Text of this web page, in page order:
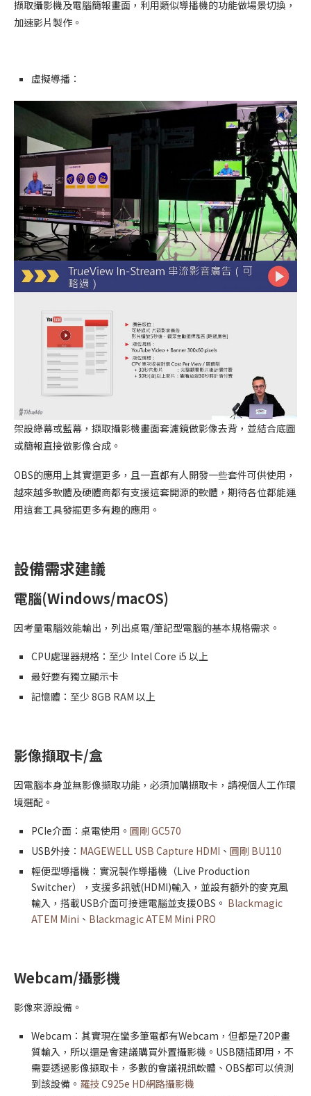
擷取攝影機及電腦簡報畫面，利用類似導播機的功能做場景切換，
加速影片製作。
虛擬導播：
架設綠幕或藍幕，擷取攝影機畫面套濾鏡做影像去背，並結合底圖
或簡報直接做影像合成。
OBS的應用上其實還更多，且一直都有人開發一些套件可供使用，
越來越多軟體及硬體商都有支援這套開源的軟體，期待各位都能運
用這套工具發掘更多有趣的應用。
設備需求建議
電腦(Windows/macOS)
因考量電腦效能輸出，列出桌電/筆記型電腦的基本規格需求。
CPU處理器規格：至少 Intel Core i5 以上
最好要有獨立顯示卡
記憶體：至少 8GB RAM 以上
影像擷取卡/盒
因電腦本身並無影像擷取功能，必須加購擷取卡，請視個人工作環
境選配。
PCIe介面：桌電使用。 圓剛 GC570
USB外接： MAGEWELL USB Capture HDMI 、 圓剛 BU110
輕便型導播機：實況製作導播機（Live Production
Switcher），支援多訊號(HDMI)輸入，並設有額外的麥克風
輸入，搭載USB介面可接連電腦並支援OBS。 Blackmagic
ATEM Mini 、 Blackmagic ATEM Mini PRO
Webcam/攝影機
影像來源設備。
Webcam：其實現在蠻多筆電都有Webcam，但都是720P畫
質輸入，所以還是會建議購買外置攝影機。USB隨插即用，不
需要透過影像擷取卡，多數的會議視訊軟體、OBS都可以偵測
到該設備。 羅技 C925e HD網路攝影機